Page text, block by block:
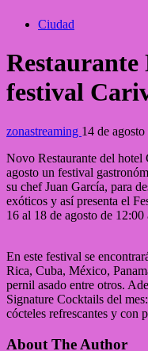
Ciudad
Restaurante
festival
zonastreaming 14 de
Novo Restaurante del
agosto un festival
su chef Juan García, para
exóticos y así presenta el
16 al 18 de agosto de 12:00
En este festival se
Rica, Cuba, México,
pernil asado entre otros.
Signature Cocktails del
cócteles refrescantes y con
About The Author